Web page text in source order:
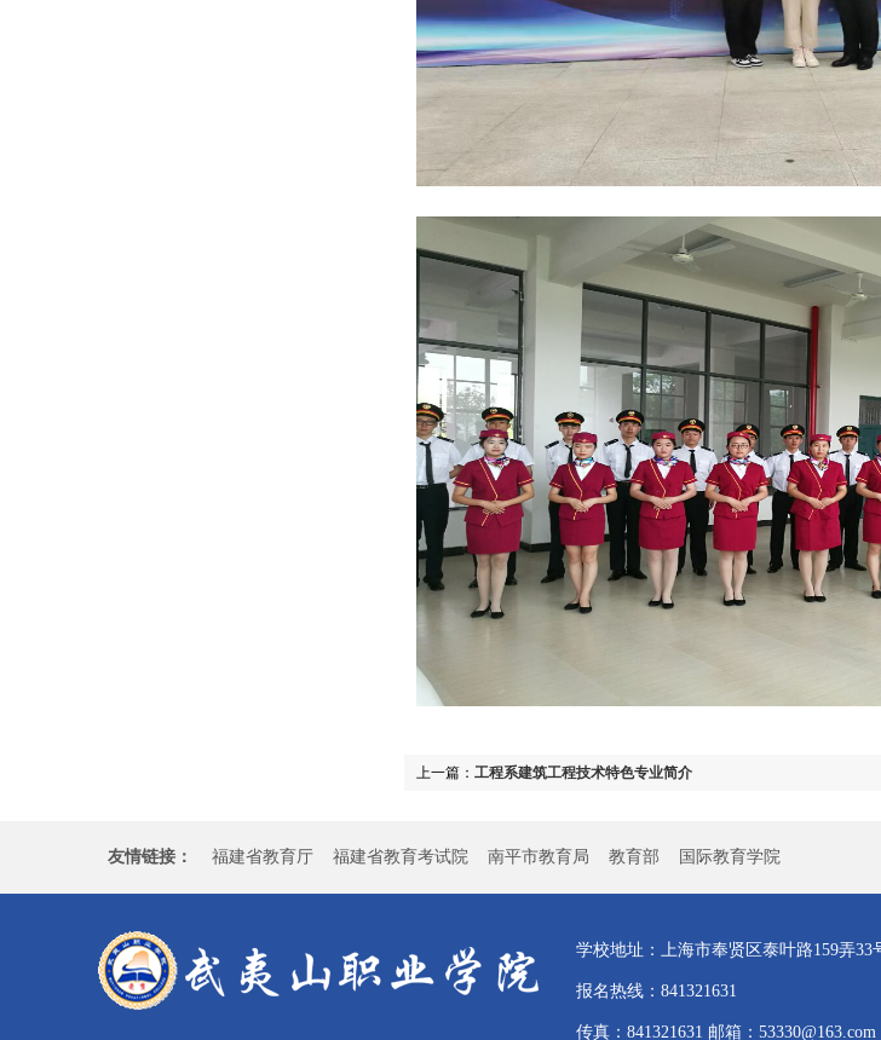
上一篇： 工程系建筑工程技术特色专业简介
友情链接： 福建省教育厅 福建省教育考试院 南平市教育局 教育部 国际教育学院
学校地址：上海市奉贤区泰叶路159弄33
报名热线：841321631
传真：841321631 邮箱：53330@163.com